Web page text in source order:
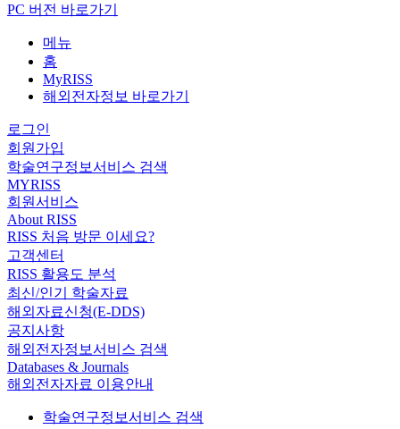
PC 버전 바로가기
메뉴
홈
MyRISS
해외전자정보 바로가기
로그인
회원가입
학술연구정보서비스 검색
MYRISS
회원서비스
About RISS
RISS 처음 방문 이세요?
고객센터
RISS 활용도 분석
최신/인기 학술자료
해외자료신청(E-DDS)
공지사항
해외전자정보서비스 검색
Databases & Journals
해외전자자료 이용안내
학술연구정보서비스 검색